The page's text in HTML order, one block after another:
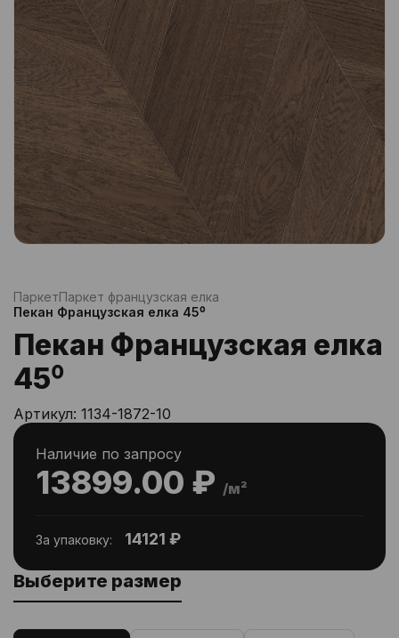
ПаркетПаркет французская елка
Пекан Французская елка 45⁰
Пекан Французская елка
45⁰
Артикул: 1134-1872-10
13899.00 ₽ /м²
Наличие по запросу
За упаковку: 14121 ₽
Выберите размер